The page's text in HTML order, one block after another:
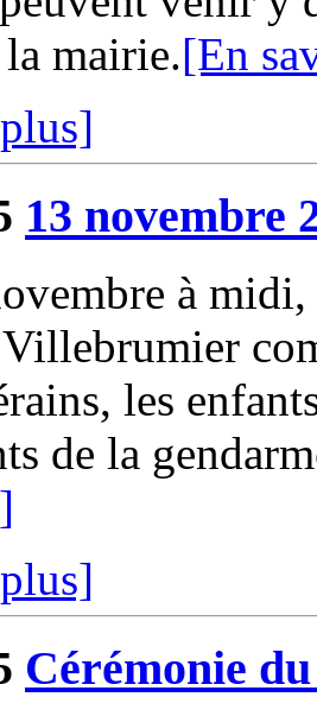
mairie.[En
13 novembre
à midi,
les
de la
Cérémonie